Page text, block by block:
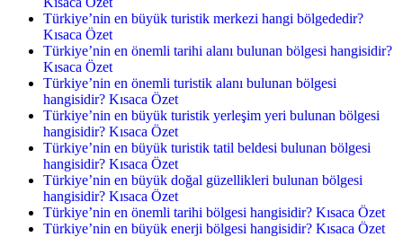
Türkiye’nin en büyük turistik merkezi hangi bölgededir?
Kısaca Özet
Türkiye’nin en önemli tarihi alanı bulunan bölgesi hangisidir?
Kısaca Özet
Türkiye’nin en önemli turistik alanı bulunan bölgesi
hangisidir? Kısaca Özet
Türkiye’nin en büyük turistik yerleşim yeri bulunan bölgesi
hangisidir? Kısaca Özet
Türkiye’nin en büyük turistik tatil beldesi bulunan bölgesi
hangisidir? Kısaca Özet
Türkiye’nin en büyük doğal güzellikleri bulunan bölgesi
hangisidir? Kısaca Özet
Türkiye’nin en önemli tarihi bölgesi hangisidir? Kısaca Özet
Türkiye’nin en büyük enerji bölgesi hangisidir? Kısaca Özet